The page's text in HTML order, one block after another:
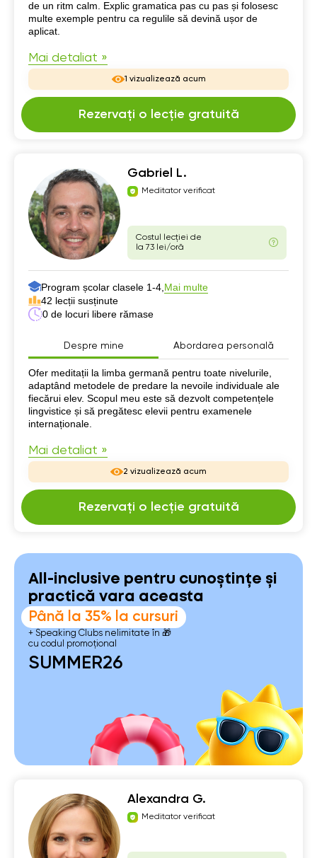
de un ritm calm. Explic gramatica pas cu pas și folosesc
multe exemple pentru ca regulile să devină ușor de
aplicat.
Mai detaliat »
1 vizualizează acum
Rezervați o lecție gratuită
Gabriel L.
Meditator verificat
Costul lecției de
la 73 lei/oră
Program școlar clasele 1-4, Mai multe
42 lecții susținute
0 de locuri libere rămase
Despre mine Abordarea personală
Despre mine
Ofer meditații la limba germană pentru toate nivelurile,
adaptând metodele de predare la nevoile individuale ale
fiecărui elev. Scopul meu este să dezvolt competențele
lingvistice și să pregătesc elevii pentru examenele
internaționale.
Mai detaliat »
2 vizualizează acum
Rezervați o lecție gratuită
All-inclusive pentru cunoștințe și
practică vara aceasta
Până la 35% la cursuri
+ Speaking Clubs nelimitate în 🎁
cu codul promoțional
SUMMER26
Alexandra G.
Meditator verificat